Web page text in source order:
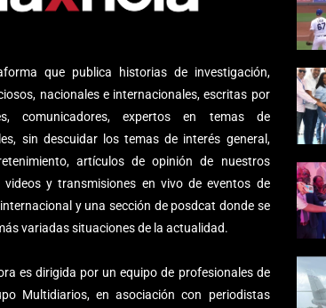
que publica historias de investigación,
nacionales e internacionales, escritas por
comunicadores, expertos en temas de
sin descuidar los temas de interés general,
artículos de opinión de nuestros
y transmisiones en vivo de eventos de
y una sección de posdcat donde se
variadas situaciones de la actualidad.
es dirigida por un equipo de profesionales de
Multidiarios, en asociación con periodistas